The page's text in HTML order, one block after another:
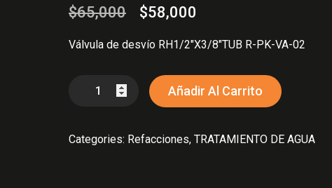
$65,000
original
$65,000.
$58,000
actual
$58,000.
Válvula de desvío RH1/2″X3/8″TUB R-PK-VA-02
Válvula
RH1/2"X3/8"TUB
Añadir Al Carrito
Categories: Refacciones, TRATAMIENTO DE AGUA